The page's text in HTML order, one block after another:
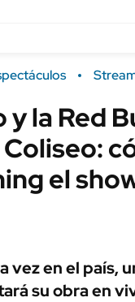
y la Red
el
vez en el país,
su obra en